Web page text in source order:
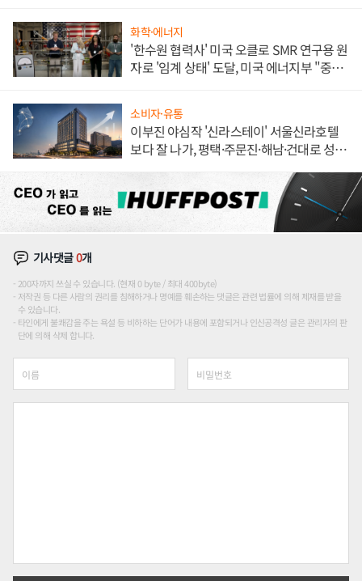
화학·에너지
'한수원 협력사' 미국 오클로 SMR 연구용 원
자로 '임계 상태' 도달, 미국 에너지부 "중요
소비자·유통
이부진 야심작 '신라스테이' 서울신라호텔
보다 잘 나가, 평택·주문진·해남·건대로 성
기사댓글0개
200자까지 쓰실 수 있습니다. (현재 0 byte / 최대 400byte)
저작권 등 다른 사람의 권리를 침해하거나 명예를 훼손하는 댓글은 관련 법률에 의해 제재를 받을
수 있습니다.
타인에게 불쾌감을 주는 욕설 등 비하하는 단어가 내용에 포함되거나 인신공격성 글은 관리자의 판
단에 의해 삭제 합니다.